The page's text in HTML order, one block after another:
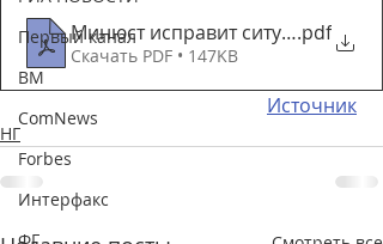
Первый канал
ВМ
ComNews
Forbes
Интерфакс
Минюст исправит ситуацию в
.pdf
Скачать PDF • 147KB
Источник
НГ